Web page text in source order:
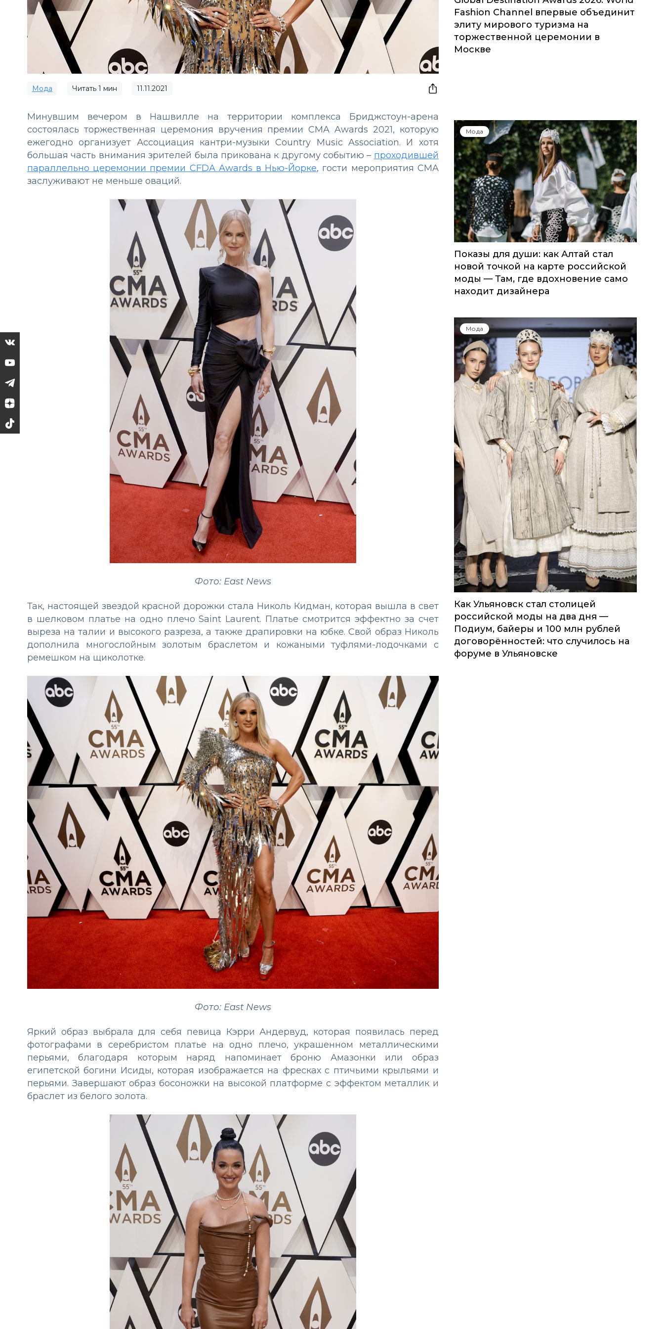
Мода Читать 1 мин 11.11.2021
Минувшим вечером в Нашвилле на территории комплекса Бриджстоун-арена
состоялась торжественная церемония вручения премии CMA Awards 2021, которую
ежегодно организует Ассоциация кантри-музыки Country Music Association. И хотя
большая часть внимания зрителей была прикована к другому событию – проходившей
параллельно церемонии премии CFDA Awards в Нью-Йорке, гости мероприятия CMA
заслуживают не меньше оваций.
Фото: East News
Так, настоящей звездой красной дорожки стала Николь Кидман, которая вышла в свет
в шелковом платье на одно плечо Saint Laurent. Платье смотрится эффектно за счет
выреза на талии и высокого разреза, а также драпировки на юбке. Свой образ Николь
дополнила многослойным золотым браслетом и кожаными туфлями-лодочками с
ремешком на щиколотке.
Фото: East News
Яркий образ выбрала для себя певица Кэрри Андервуд, которая появилась перед
фотографами в серебристом платье на одно плечо, украшенном металлическими
перьями, благодаря которым наряд напоминает броню Амазонки или образ
египетской богини Исиды, которая изображается на фресках с птичьими крыльями и
перьями. Завершают образ босоножки на высокой платформе с эффектом металлик и
браслет из белого золота.
Fashion Channel впервые объединит
элиту мирового туризма на
торжественной церемонии в
Москве
Мода
Показы для души: как Алтай стал
новой точкой на карте российской
моды — Там, где вдохновение само
находит дизайнера
Мода
Как Ульяновск стал столицей
российской моды на два дня —
Подиум, байеры и 100 млн рублей
договорённостей: что случилось на
форуме в Ульяновске